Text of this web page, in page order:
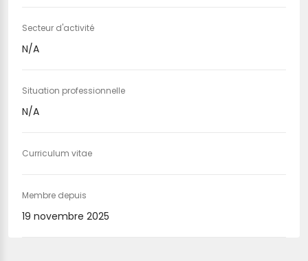
Secteur d'activité
N/A
Situation professionnelle
N/A
Curriculum vitae
Membre depuis
19 novembre 2025